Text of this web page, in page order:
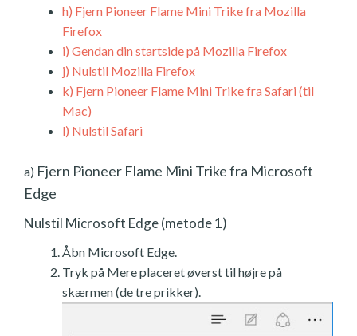
h) Fjern Pioneer Flame Mini Trike fra Mozilla
Firefox
i) Gendan din startside på Mozilla Firefox
j) Nulstil Mozilla Firefox
k) Fjern Pioneer Flame Mini Trike fra Safari (til
Mac)
l) Nulstil Safari
a) Fjern Pioneer Flame Mini Trike fra Microsoft
Edge
Nulstil Microsoft Edge (metode 1)
Åbn Microsoft Edge.
Tryk på Mere placeret øverst til højre på
skærmen (de tre prikker).